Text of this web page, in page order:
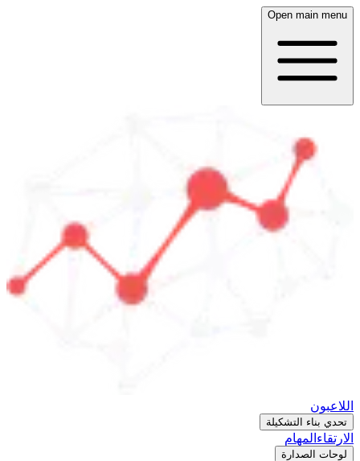
Open main menu
اللاعبون
تحدي بناء التشكيلة
الارتقاء المهام
لوحات الصدارة